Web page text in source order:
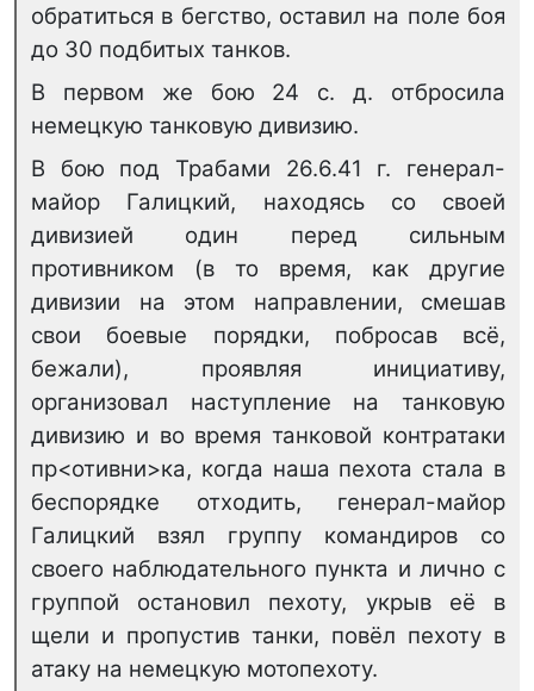
обратиться в бегство, оставил на поле боя
до 30 подбитых танков.
В первом же бою 24 с. д. отбросила
немецкую танковую дивизию.
В бою под Трабами 26.6.41 г. генерал-
майор Галицкий, находясь со своей
дивизией один перед сильным
противником (в то время, как другие
дивизии на этом направлении, смешав
свои боевые порядки, побросав всё,
бежали), проявляя инициативу,
организовал наступление на танковую
дивизию и во время танковой контратаки
пр<отивни>ка, когда наша пехота стала в
беспорядке отходить, генерал-майор
Галицкий взял группу командиров со
своего наблюдательного пункта и лично с
группой остановил пехоту, укрыв её в
щели и пропустив танки, повёл пехоту в
атаку на немецкую мотопехоту.